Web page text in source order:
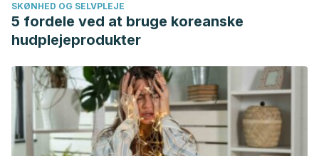
SKØNHED OG SELVPLEJE
5 fordele ved at bruge koreanske
hudplejeprodukter